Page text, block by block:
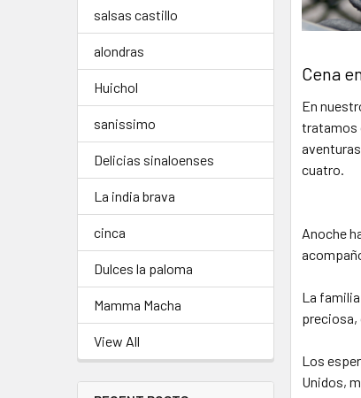
salsas castillo
alondras
Huichol
sanissimo
Delicias sinaloenses
La india brava
cinca
Dulces la paloma
Mamma Macha
View All
Cena
En
tratamos
cuatro.
Anoche
La
preciosa,
Los
Unidos,